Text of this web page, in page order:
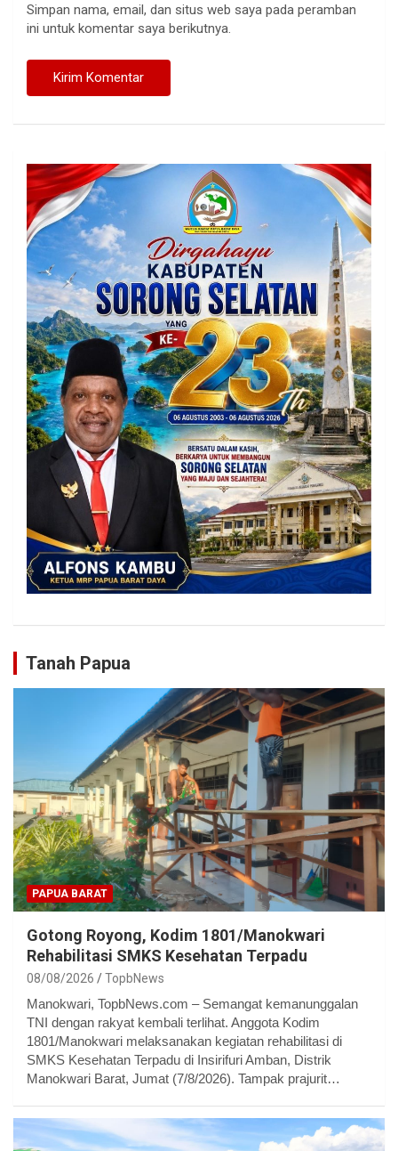
Simpan nama, email, dan situs web saya pada peramban
ini untuk komentar saya berikutnya.
Tanah Papua
PAPUA BARAT
Gotong Royong, Kodim 1801/Manokwari
Rehabilitasi SMKS Kesehatan Terpadu
08/08/2026 TopbNews
Manokwari, TopbNews.com – Semangat kemanunggalan
TNI dengan rakyat kembali terlihat. Anggota Kodim
1801/Manokwari melaksanakan kegiatan rehabilitasi di
SMKS Kesehatan Terpadu di Insirifuri Amban, Distrik
Manokwari Barat, Jumat (7/8/2026). Tampak prajurit…